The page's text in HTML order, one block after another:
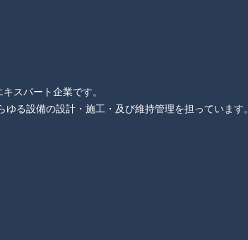
スパート企業です。
る設備の設計・施工・及び維持管理を担っています。